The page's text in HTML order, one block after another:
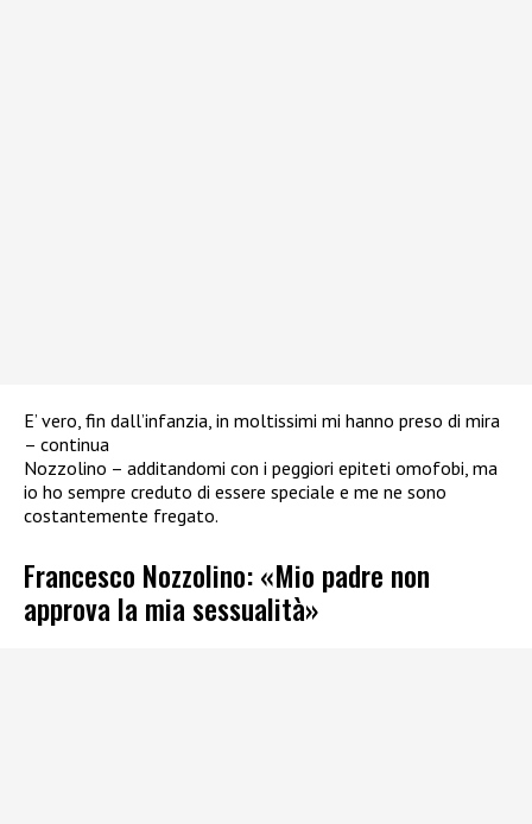
E’ vero, fin dall’infanzia, in moltissimi mi hanno preso di mira
– continua
Nozzolino – additandomi con i peggiori epiteti omofobi, ma
io ho sempre creduto di essere speciale e me ne sono
costantemente fregato.
Francesco Nozzolino: «Mio padre non
approva la mia sessualità»